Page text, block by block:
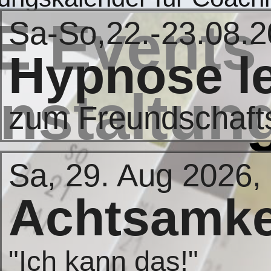
Sa-So,22.-
Hypnose
zum
Sa, 29. Aug 2026,
"Ich kann das!"